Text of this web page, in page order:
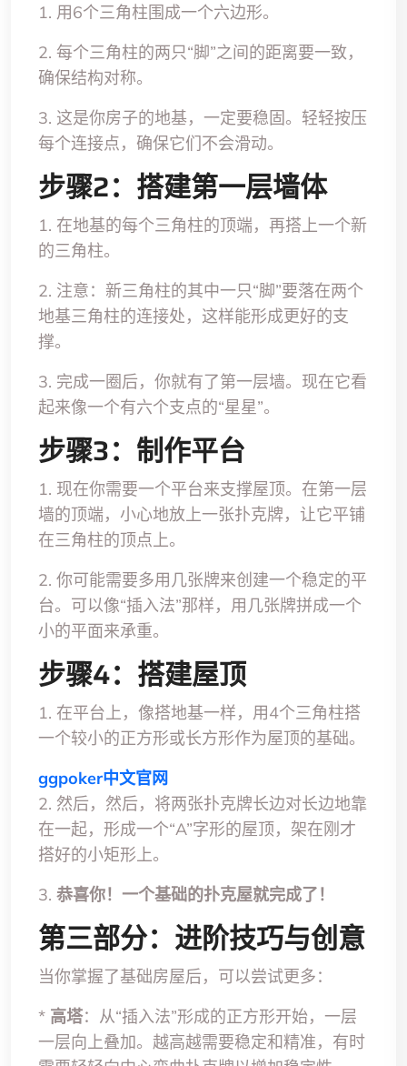
1. 用6个三角柱围成一个六边形。
2. 每个三角柱的两只“脚”之间的距离要一致，
确保结构对称。
3. 这是你房子的地基，一定要稳固。轻轻按压
每个连接点，确保它们不会滑动。
步骤2：搭建第一层墙体
1. 在地基的每个三角柱的顶端，再搭上一个新
的三角柱。
2. 注意：新三角柱的其中一只“脚”要落在两个
地基三角柱的连接处，这样能形成更好的支
撑。
3. 完成一圈后，你就有了第一层墙。现在它看
起来像一个有六个支点的“星星”。
步骤3：制作平台
1. 现在你需要一个平台来支撑屋顶。在第一层
墙的顶端，小心地放上一张扑克牌，让它平铺
在三角柱的顶点上。
2. 你可能需要多用几张牌来创建一个稳定的平
台。可以像“插入法”那样，用几张牌拼成一个
小的平面来承重。
步骤4：搭建屋顶
1. 在平台上，像搭地基一样，用4个三角柱搭
一个较小的正方形或长方形作为屋顶的基础。
ggpoker中文官网
2. 然后，然后，将两张扑克牌长边对长边地靠
在一起，形成一个“A”字形的屋顶，架在刚才
搭好的小矩形上。
3. 恭喜你！一个基础的扑克屋就完成了！
第三部分：进阶技巧与创意
当你掌握了基础房屋后，可以尝试更多：
* 高塔：从“插入法”形成的正方形开始，一层
一层向上叠加。越高越需要稳定和精准，有时